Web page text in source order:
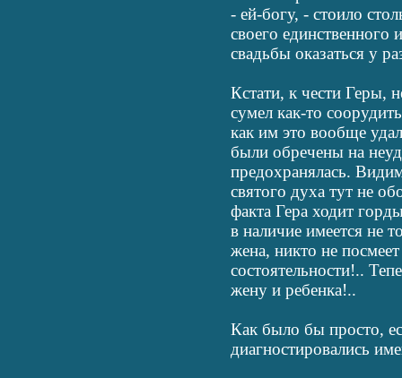
- ей-богу, - стоило
своего единственного
свадьбы оказаться у
Кстати, к чести Геры,
сумел как-то
как им это вообще
были обречены на
предохранялась.
святого духа тут не
факта Гера ходит
в наличие имеется не
жена, никто не
состоятельности!..
жену и ребенка!..
Как было бы просто,
диагностировались